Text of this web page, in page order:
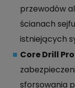
przewodów
ścianach
istniejących
Core Drill
sforsowania